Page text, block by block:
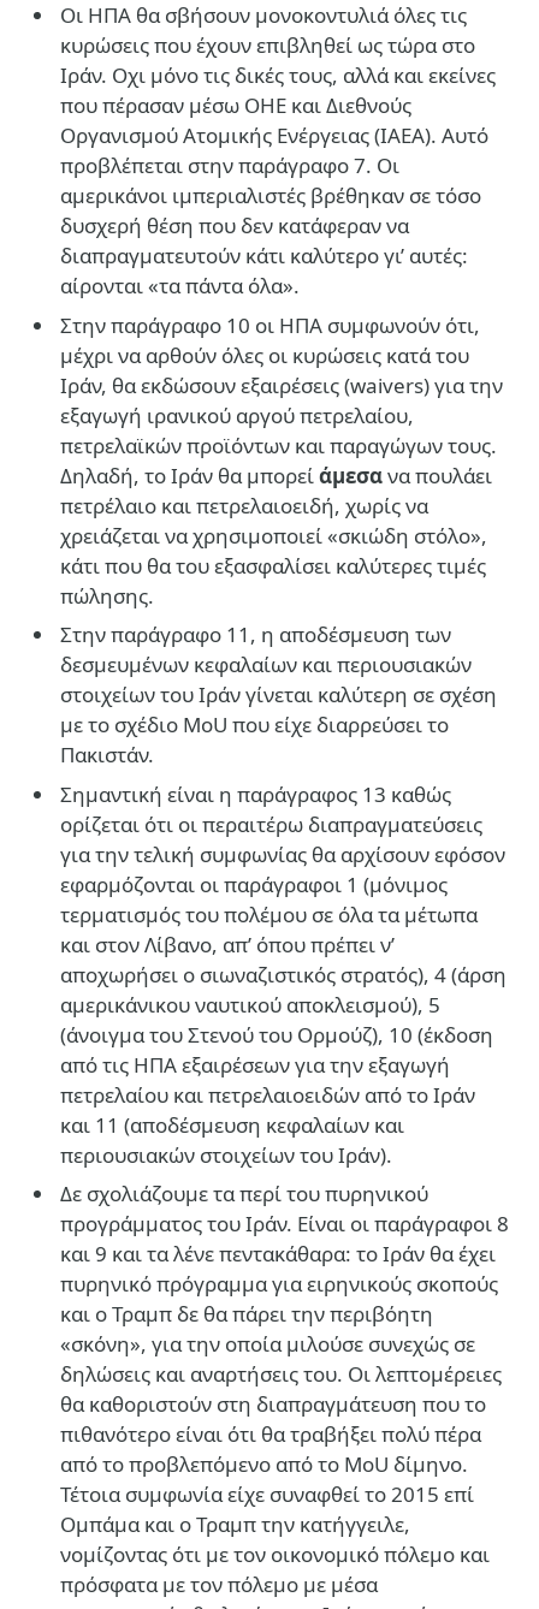
Οι ΗΠΑ θα σβήσουν μονοκοντυλιά όλες τις
κυρώσεις που έχουν επιβληθεί ως τώρα στο
Ιράν. Οχι μόνο τις δικές τους, αλλά και εκείνες
που πέρασαν μέσω ΟΗΕ και Διεθνούς
Οργανισμού Ατομικής Ενέργειας (ΙΑΕΑ). Αυτό
προβλέπεται στην παράγραφο 7. Οι
αμερικάνοι ιμπεριαλιστές βρέθηκαν σε τόσο
δυσχερή θέση που δεν κατάφεραν να
διαπραγματευτούν κάτι καλύτερο γι’ αυτές:
αίρονται «τα πάντα όλα».
Στην παράγραφο 10 οι ΗΠΑ συμφωνούν ότι,
μέχρι να αρθούν όλες οι κυρώσεις κατά του
Ιράν, θαεκδώσουν εξαιρέσεις (waivers) για την
εξαγωγή ιρανικού αργού πετρελαίου,
πετρελαϊκών προϊόντων και παραγώγων τους.
Δηλαδή, το Ιράν θα μπορείάμεσανα πουλάει
πετρέλαιο και πετρελαιοειδή, χωρίς να
χρειάζεται να χρησιμοποιεί «σκιώδη στόλο»,
κάτι που θα του εξασφαλίσει καλύτερες τιμές
πώλησης.
Στην παράγραφο 11, η αποδέσμευση των
δεσμευμένων κεφαλαίων και περιουσιακών
στοιχείων του Ιράν γίνεται καλύτερη σε σχέση
με το σχέδιο MoU που είχε διαρρεύσει το
Πακιστάν.
Σημαντική είναι η παράγραφος 13 καθώς
ορίζεται ότι οι περαιτέρω διαπραγματεύσεις
για την τελική συμφωνίας θα αρχίσουν εφόσον
εφαρμόζονται οι παράγραφοι 1 (μόνιμος
τερματισμός του πολέμου σε όλα τα μέτωπα
και στον Λίβανο, απ’ όπου πρέπει ν’
αποχωρήσει ο σιωναζιστικός στρατός), 4 (άρση
αμερικάνικου ναυτικού αποκλεισμού), 5
(άνοιγμα του Στενού του Ορμούζ), 10 (έκδοση
από τις ΗΠΑ εξαιρέσεων για την εξαγωγή
πετρελαίου και πετρελαιοειδών από το Ιράν
και 11 (αποδέσμευση κεφαλαίων και
περιουσιακών στοιχείων του Ιράν).
Δε σχολιάζουμε τα περί του πυρηνικού
προγράμματος του Ιράν. Είναι οι παράγραφοι 8
και 9 και τα λένε πεντακάθαρα: το Ιράν θα έχει
πυρηνικό πρόγραμμα για ειρηνικούς σκοπούς
και ο Τραμπ δε θα πάρει την περιβόητη
«σκόνη», για την οποία μιλούσε συνεχώς σε
δηλώσεις και αναρτήσεις του. Οι λεπτομέρειες
θα καθοριστούν στη διαπραγμάτευση που το
πιθανότερο είναι ότι θα τραβήξει πολύ πέρα
από το προβλεπόμενο από το ΜοU δίμηνο.
Τέτοια συμφωνία είχε συναφθεί το 2015 επί
Ομπάμα και ο Τραμπ την κατήγγειλε,
νομίζοντας ότι με τον οικονομικό πόλεμο και
πρόσφατα με τον πόλεμο με μέσα